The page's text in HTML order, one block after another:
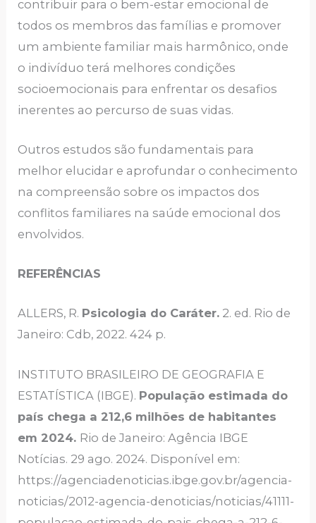
contribuir para o bem-estar emocional de
todos os membros das famílias e promover
um ambiente familiar mais harmônico, onde
o indivíduo terá melhores condições
socioemocionais para enfrentar os desafios
inerentes ao percurso de suas vidas.
Outros estudos são fundamentais para
melhor elucidar e aprofundar o conhecimento
na compreensão sobre os impactos dos
conflitos familiares na saúde emocional dos
envolvidos.
REFERÊNCIAS
ALLERS, R. Psicologia do Caráter. 2. ed. Rio de
Janeiro: Cdb, 2022. 424 p.
INSTITUTO BRASILEIRO DE GEOGRAFIA E
ESTATÍSTICA (IBGE). População estimada do
país chega a 212,6 milhões de habitantes
em 2024. Rio de Janeiro: Agência IBGE
Notícias. 29 ago. 2024. Disponível em:
https://agenciadenoticias.ibge.gov.br/agencia-
noticias/2012-agencia-denoticias/noticias/41111-